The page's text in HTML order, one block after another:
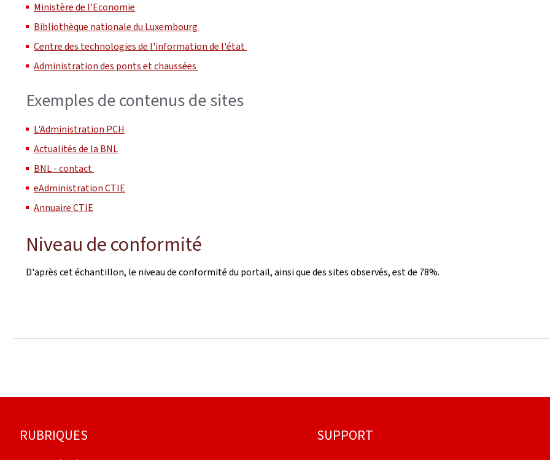
Ministère de l'Economie
Bibliothèque nationale du Luxembourg
Centre des technologies de l'information de l'état
Administration des ponts et chaussées
Exemples de contenus de sites
L'Administration PCH
Actualités de la BNL
BNL - contact
eAdministration CTIE
Annuaire CTIE
Niveau de conformité
D'après cet échantillon, le niveau de conformité du portail, ainsi que des sites observés, est de 78%.
Footer
RUBRIQUES SUPPORT